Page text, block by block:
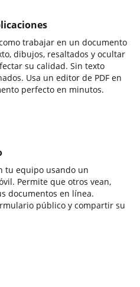
trabajar en un documento
dibujos, resaltados y ocultar
su calidad. Sin texto
Usa un editor de PDF en
perfecto en minutos.
tu equipo usando un
Permite que otros vean,
documentos en línea.
público y compartir su